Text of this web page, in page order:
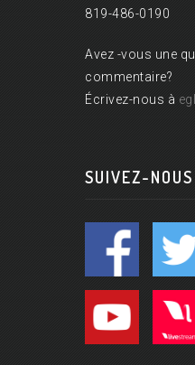
819-486-0190
Avez -vous une
commentaire?
Écrivez-nous à
SUIVEZ-NOUS